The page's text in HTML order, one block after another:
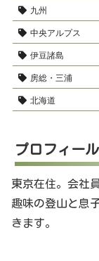
九州
中央アルプス
伊豆諸島
房総・三浦
北海道
プロフィール
東京在住。会社
趣味の登山と息
きます。